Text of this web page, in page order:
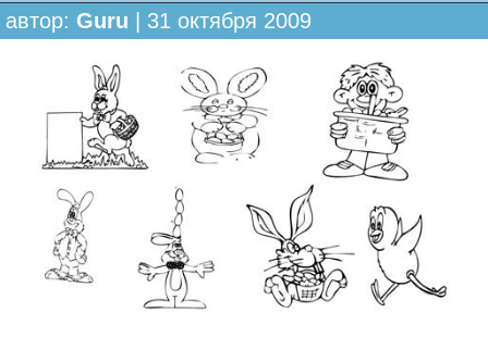
автор: Guru | 31 октября 2009